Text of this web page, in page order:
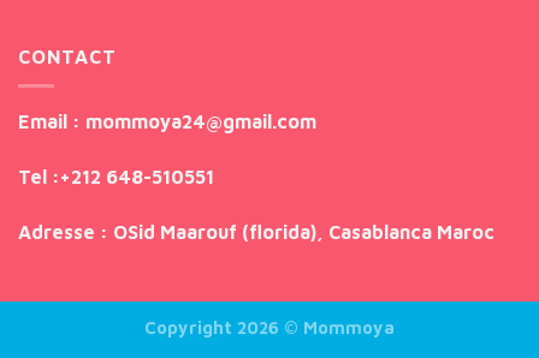
CONTACT
Email : mommoya24@gmail.com
Tel :+212 648-510551
Adresse : OSid Maarouf (florida), Casablanca Maroc
Copyright 2026 © Mommoya